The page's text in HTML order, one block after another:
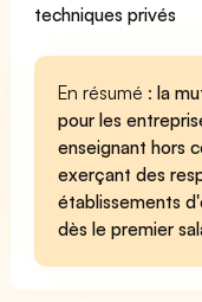
techniques privés
En résumé :la
pour les
enseignant hors
exerçant des
établissements
dès le premier